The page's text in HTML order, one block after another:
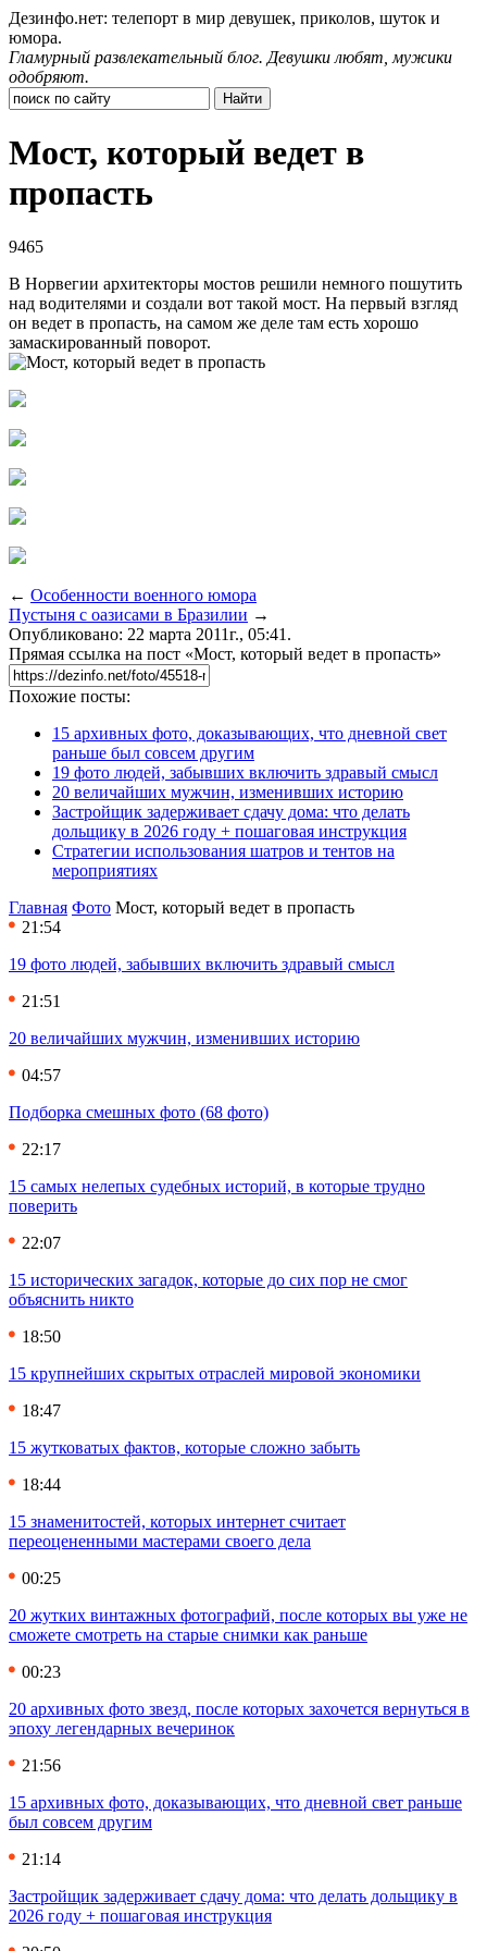
Дезинфо.нет: телепорт в мир девушек, приколов, шуток и
юмора.
Гламурный развлекательный блог. Девушки любят, мужики
одобряют.
Мост, который ведет в
пропасть
9465
В Норвегии архитекторы мостов решили немного пошутить
над водителями и создали вот такой мост. На первый взгляд
он ведет в пропасть, на самом же деле там есть хорошо
замаскированный поворот.
← Особенности военного юмора
Пустыня с оазисами в Бразилии →
Опубликовано: 22 марта 2011г., 05:41.
Прямая ссылка на пост «Мост, который ведет в пропасть»
Похожие посты:
15 архивных фото, доказывающих, что дневной свет
раньше был совсем другим
19 фото людей, забывших включить здравый смысл
20 величайших мужчин, изменивших историю
Застройщик задерживает сдачу дома: что делать
дольщику в 2026 году + пошаговая инструкция
Стратегии использования шатров и тентов на
мероприятиях
Главная Фото Мост, который ведет в пропасть
21:54
19 фото людей, забывших включить здравый смысл
21:51
20 величайших мужчин, изменивших историю
04:57
Подборка смешных фото (68 фото)
22:17
15 самых нелепых судебных историй, в которые трудно
поверить
22:07
15 исторических загадок, которые до сих пор не смог
объяснить никто
18:50
15 крупнейших скрытых отраслей мировой экономики
18:47
15 жутковатых фактов, которые сложно забыть
18:44
15 знаменитостей, которых интернет считает
переоцененными мастерами своего дела
00:25
20 жутких винтажных фотографий, после которых вы уже не
сможете смотреть на старые снимки как раньше
00:23
20 архивных фото звезд, после которых захочется вернуться в
эпоху легендарных вечеринок
21:56
15 архивных фото, доказывающих, что дневной свет раньше
был совсем другим
21:14
Застройщик задерживает сдачу дома: что делать дольщику в
2026 году + пошаговая инструкция